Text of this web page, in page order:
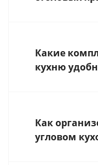
Какие
кухню
Как
угловом